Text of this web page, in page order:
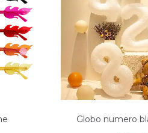
Globo numero